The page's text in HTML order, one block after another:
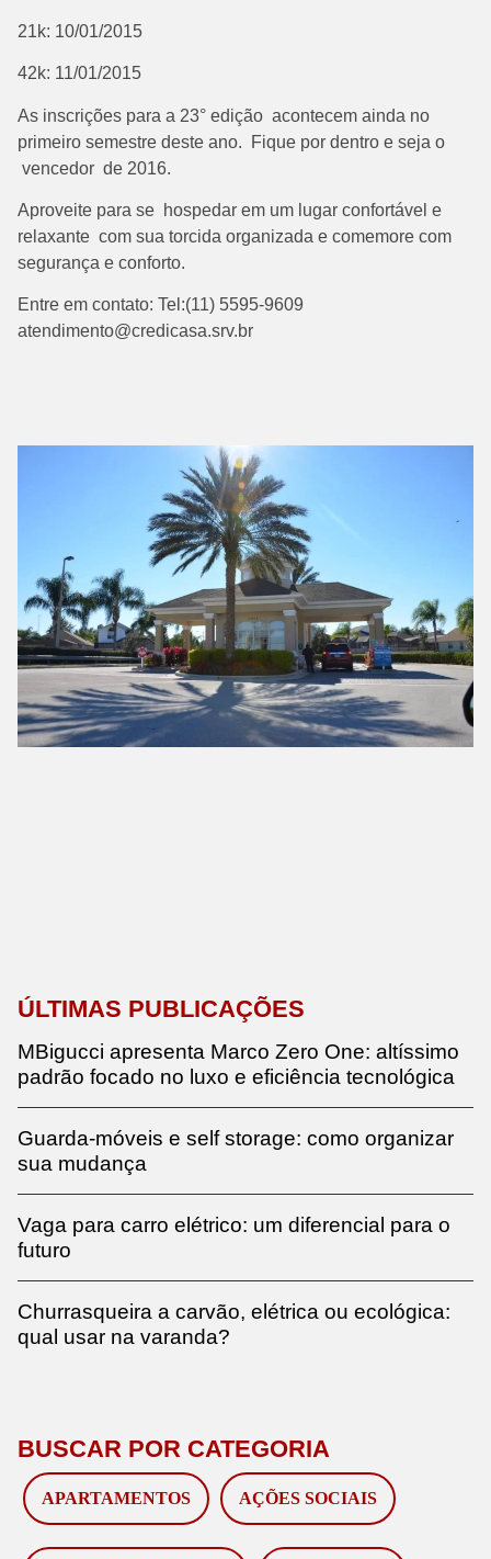
21k: 10/01/2015
42k: 11/01/2015
As inscrições para a 23° edição acontecem ainda no
primeiro semestre deste ano. Fique por dentro e seja o
vencedor de 2016.
Aproveite para se hospedar em um lugar confortável e
relaxante com sua torcida organizada e comemore com
segurança e conforto.
Entre em contato: Tel:(11) 5595-9609
atendimento@credicasa.srv.br
ÚLTIMAS PUBLICAÇÕES
MBigucci apresenta Marco Zero One: altíssimo
padrão focado no luxo e eficiência tecnológica
Guarda-móveis e self storage: como organizar
sua mudança
Vaga para carro elétrico: um diferencial para o
futuro
Churrasqueira a carvão, elétrica ou ecológica:
qual usar na varanda?
BUSCAR POR CATEGORIA
APARTAMENTOS AÇÕES SOCIAIS